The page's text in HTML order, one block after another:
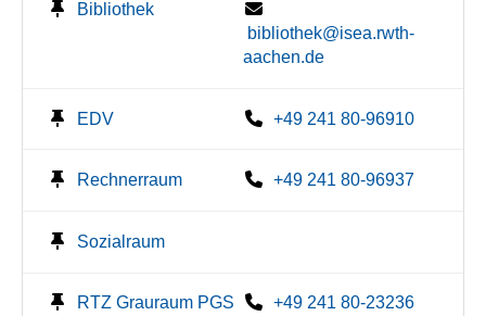
Bibliothek
bibliothek@isea.rwth-
aachen.de
EDV +49 241 80-96910
Rechnerraum +49 241 80-96937
Sozialraum
RTZ Grauraum PGS
+49 241 80-23236